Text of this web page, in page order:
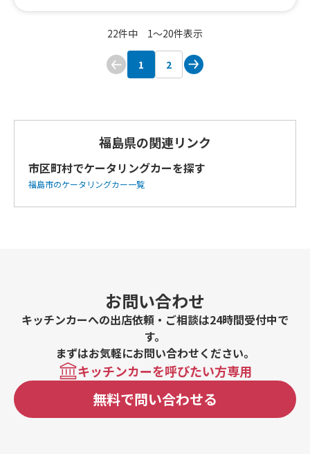
22件中 1〜20件表示
1 2
福島県の関連リンク
市区町村でケータリングカーを探す
福島市のケータリングカー一覧
お問い合わせ
キッチンカーへの出店依頼・ご相談は24時間受付中で
す。
まずはお気軽にお問い合わせください。
キッチンカーを呼びたい方専用
無料で問い合わせる